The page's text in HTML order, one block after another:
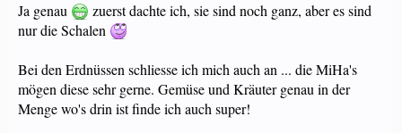
Ja genau
zuerst dachte ich, sie sind noch ganz, aber es sind
nur die Schalen
Bei den Erdnüssen schliesse ich mich auch an ... die MiHa's
mögen diese sehr gerne. Gemüse und Kräuter genau in der
Menge wo's drin ist finde ich auch super!